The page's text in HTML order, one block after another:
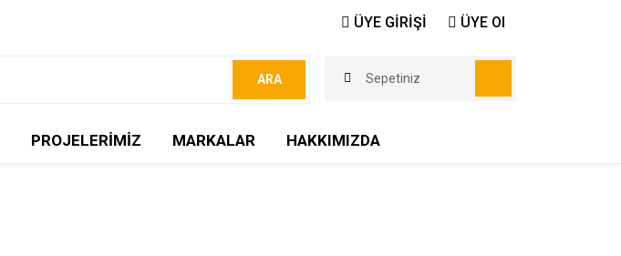
ÜYE GİRİŞİ ÜYE Ol
ARA Sepetiniz
PROJELERİMİZ MARKALAR HAKKIMIZDA